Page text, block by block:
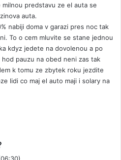
s
a
l
:
milnou predstavu ze el auta se
auta.
nabiji doma v garazi pres noc tak
To o cem mluvite se stane jednou
kdyz jedete na dovolenou a po
hod pauzu na obed neni zas tak
k tomu ze zbytek roku jezdite
lidi co maj el auto maji i solary na